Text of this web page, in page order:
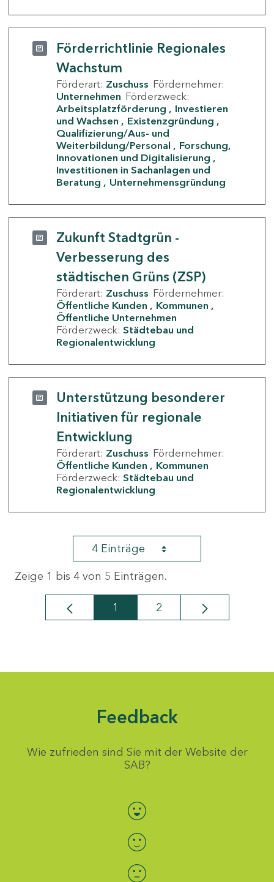
Förderrichtlinie Regionales
Wachstum
Förderart: Zuschuss Fördernehmer:
Unternehmen Förderzweck:
Arbeitsplatzförderung
Investieren
und Wachsen
Existenzgründung
Qualifizierung/Aus- und
Weiterbildung/Personal
Forschung,
Innovationen und Digitalisierung
Investitionen in Sachanlagen und
Beratung
Unternehmensgründung
Zukunft Stadtgrün -
Verbesserung des
städtischen Grüns (ZSP)
Förderart: Zuschuss Fördernehmer:
Öffentliche Kunden
Kommunen
Öffentliche Unternehmen
Förderzweck: Städtebau und
Regionalentwicklung
Unterstützung besonderer
Initiativen für regionale
Entwicklung
Förderart: Zuschuss Fördernehmer:
Öffentliche Kunden
Kommunen
Förderzweck: Städtebau und
Regionalentwicklung
4 Einträge
Zeige 1 bis 4 von 5 Einträgen.
Seite
1 Seite
2
Feedback
Wie zufrieden sind Sie mit der Website der
SAB?
Bewertung auswählen